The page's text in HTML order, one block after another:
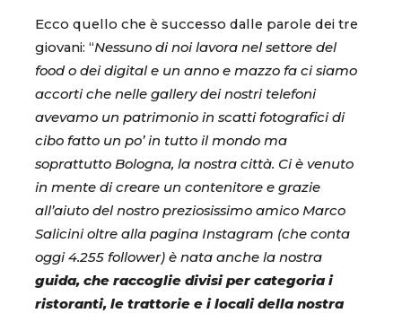
Ecco quello che è successo dalle parole dei tre
giovani: “Nessuno di noi lavora nel settore del
food o dei digital e un anno e mazzo fa ci siamo
accorti che nelle gallery dei nostri telefoni
avevamo un patrimonio in scatti fotografici di
cibo fatto un po’ in tutto il mondo ma
soprattutto Bologna, la nostra città. Ci è venuto
in mente di creare un contenitore e grazie
all’aiuto del nostro preziosissimo amico Marco
Salicini oltre alla pagina Instagram (che conta
oggi 4.255 follower) è nata anche la nostra
guida, che raccoglie divisi per categoria i
ristoranti, le trattorie e i locali della nostra